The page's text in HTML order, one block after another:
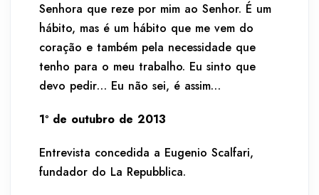
Senhora que reze por mim ao Senhor. É um
hábito, mas é um hábito que me vem do
coração e também pela necessidade que
tenho para o meu trabalho. Eu sinto que
devo pedir… Eu não sei, é assim…
1º de outubro de 2013
Entrevista concedida a Eugenio Scalfari,
fundador do La Repubblica.